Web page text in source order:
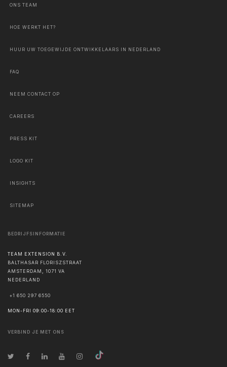
ONS TEAM
HOE WERKT HET?
HUUR UW TOEGEWIJDE ONTWIKKELAARS IN NEDERLAND
FAQ
NEEM CONTACT OP
CAREERS
PRESS KIT
LOGO KIT
INSIGHTS
SITEMAP
BEDRIJFSINFORMATIE
TEAM EXTENSION B.V.
BALTHASAR FLORISZSTRAAT
AMSTERDAM
1071 VA
NEDERLAND
+1 650 297 6550
MON-FRI 09:00-18:00 EET
VERBIND JE MET ONS